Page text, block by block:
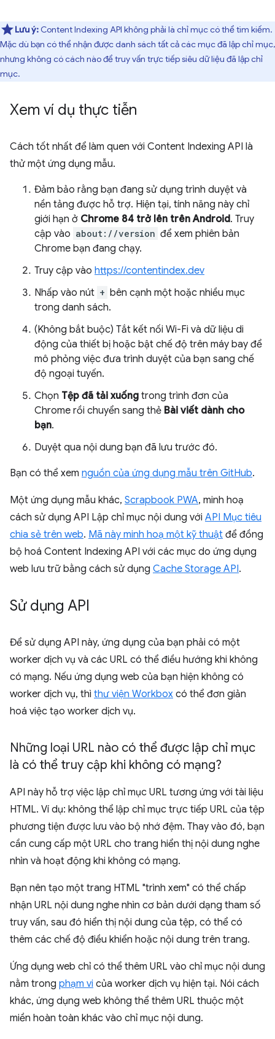
Lưu ý: Content Indexing API không phải là chỉ mục có thể tìm kiếm.
Mặc dù bạn có thể nhận được danh sách tất cả các mục đã lập chỉ mục,
nhưng không có cách nào để truy vấn trực tiếp siêu dữ liệu đã lập chỉ
mục.
Xem ví dụ thực tiễn
Cách tốt nhất để làm quen với Content Indexing API là
thử một ứng dụng mẫu.
Đảm bảo rằng bạn đang sử dụng trình duyệt và
nền tảng được hỗ trợ. Hiện tại, tính năng này chỉ
giới hạn ở Chrome 84 trở lên trên Android. Truy
cập vào about://version để xem phiên bản
Chrome bạn đang chạy.
Truy cập vào https://contentindex.dev
Nhấp vào nút + bên cạnh một hoặc nhiều mục
trong danh sách.
(Không bắt buộc) Tắt kết nối Wi-Fi và dữ liệu di
động của thiết bị hoặc bật chế độ trên máy bay để
mô phỏng việc đưa trình duyệt của bạn sang chế
độ ngoại tuyến.
Chọn Tệp đã tải xuống trong trình đơn của
Chrome rồi chuyển sang thẻ Bài viết dành cho
bạn.
Duyệt qua nội dung bạn đã lưu trước đó.
Bạn có thể xem nguồn của ứng dụng mẫu trên GitHub.
Một ứng dụng mẫu khác, Scrapbook PWA, minh hoạ
cách sử dụng API Lập chỉ mục nội dung với API Mục tiêu
chia sẻ trên web. Mã này minh hoạ một kỹ thuật để đồng
bộ hoá Content Indexing API với các mục do ứng dụng
web lưu trữ bằng cách sử dụng Cache Storage API.
Sử dụng API
Để sử dụng API này, ứng dụng của bạn phải có một
worker dịch vụ và các URL có thể điều hướng khi không
có mạng. Nếu ứng dụng web của bạn hiện không có
worker dịch vụ, thì thư viện Workbox có thể đơn giản
hoá việc tạo worker dịch vụ.
Những loại URL nào có thể được lập chỉ mục
là có thể truy cập khi không có mạng?
API này hỗ trợ việc lập chỉ mục URL tương ứng với tài liệu
HTML. Ví dụ: không thể lập chỉ mục trực tiếp URL của tệp
phương tiện được lưu vào bộ nhớ đệm. Thay vào đó, bạn
cần cung cấp một URL cho trang hiển thị nội dung nghe
nhìn và hoạt động khi không có mạng.
Bạn nên tạo một trang HTML "trình xem" có thể chấp
nhận URL nội dung nghe nhìn cơ bản dưới dạng tham số
truy vấn, sau đó hiển thị nội dung của tệp, có thể có
thêm các chế độ điều khiển hoặc nội dung trên trang.
Ứng dụng web chỉ có thể thêm URL vào chỉ mục nội dung
nằm trong phạm vi của worker dịch vụ hiện tại. Nói cách
khác, ứng dụng web không thể thêm URL thuộc một
miền hoàn toàn khác vào chỉ mục nội dung.